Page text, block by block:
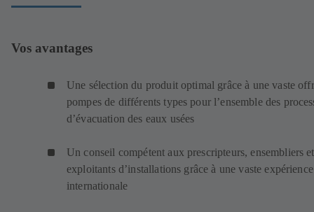
Vos avantages
Une sélection du produit optimal grâce à une vaste
pompes de différents types pour l’ensemble des
d’évacuation des eaux usées
Un conseil compétent aux prescripteurs, ensembliers et
exploitants d’installations grâce à une vaste expérience
internationale